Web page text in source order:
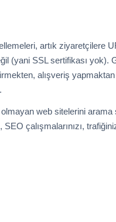
artık ziyaretçilere
(yani SSL sertifikası yok).
alışveriş
web sitelerini arama
çalışmalarınızı,